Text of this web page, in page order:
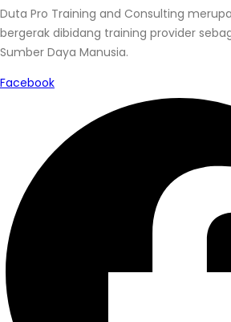
Duta Pro Training and Consulting
bergerak dibidang training provider
Sumber Daya Manusia.
Facebook